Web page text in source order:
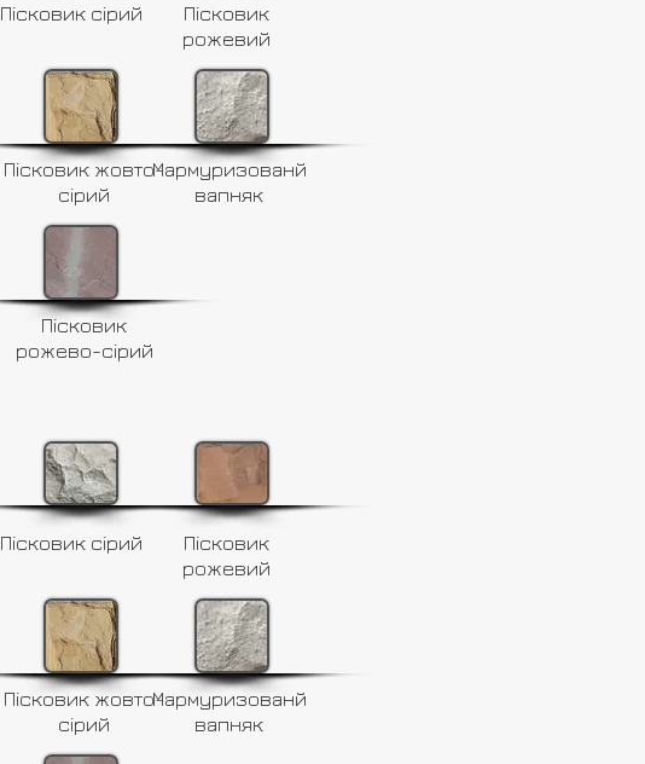
Пісковик сірий
Пісковик
рожевий
Пісковик жовто-
сірий
Мармуризованй
вапняк
Пісковик
рожево-сірий
Пісковик сірий
Пісковик
рожевий
Пісковик жовто-
сірий
Мармуризованй
вапняк